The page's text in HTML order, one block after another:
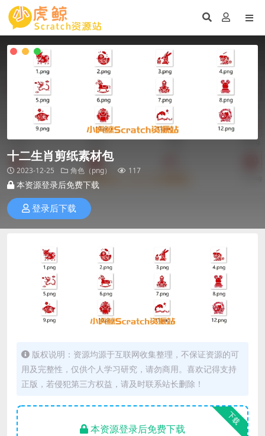
十二生肖剪纸素材包
2023-12-25 角色（png） 117
本资源登录后免费下载
登录后下载
版权说明：资源均源于互联网收集整理，不保证资源的可
用及完整性，仅供个人学习研究，请勿商用。喜欢记得支持
正版，若侵犯第三方权益，请及时联系站长删除！
下载
本资源登录后免费下载